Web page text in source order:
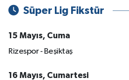
Süper Lig Fikstür
15 Mayıs, Cuma
Rizespor - Beşiktaş
16 Mayıs, Cumartesi